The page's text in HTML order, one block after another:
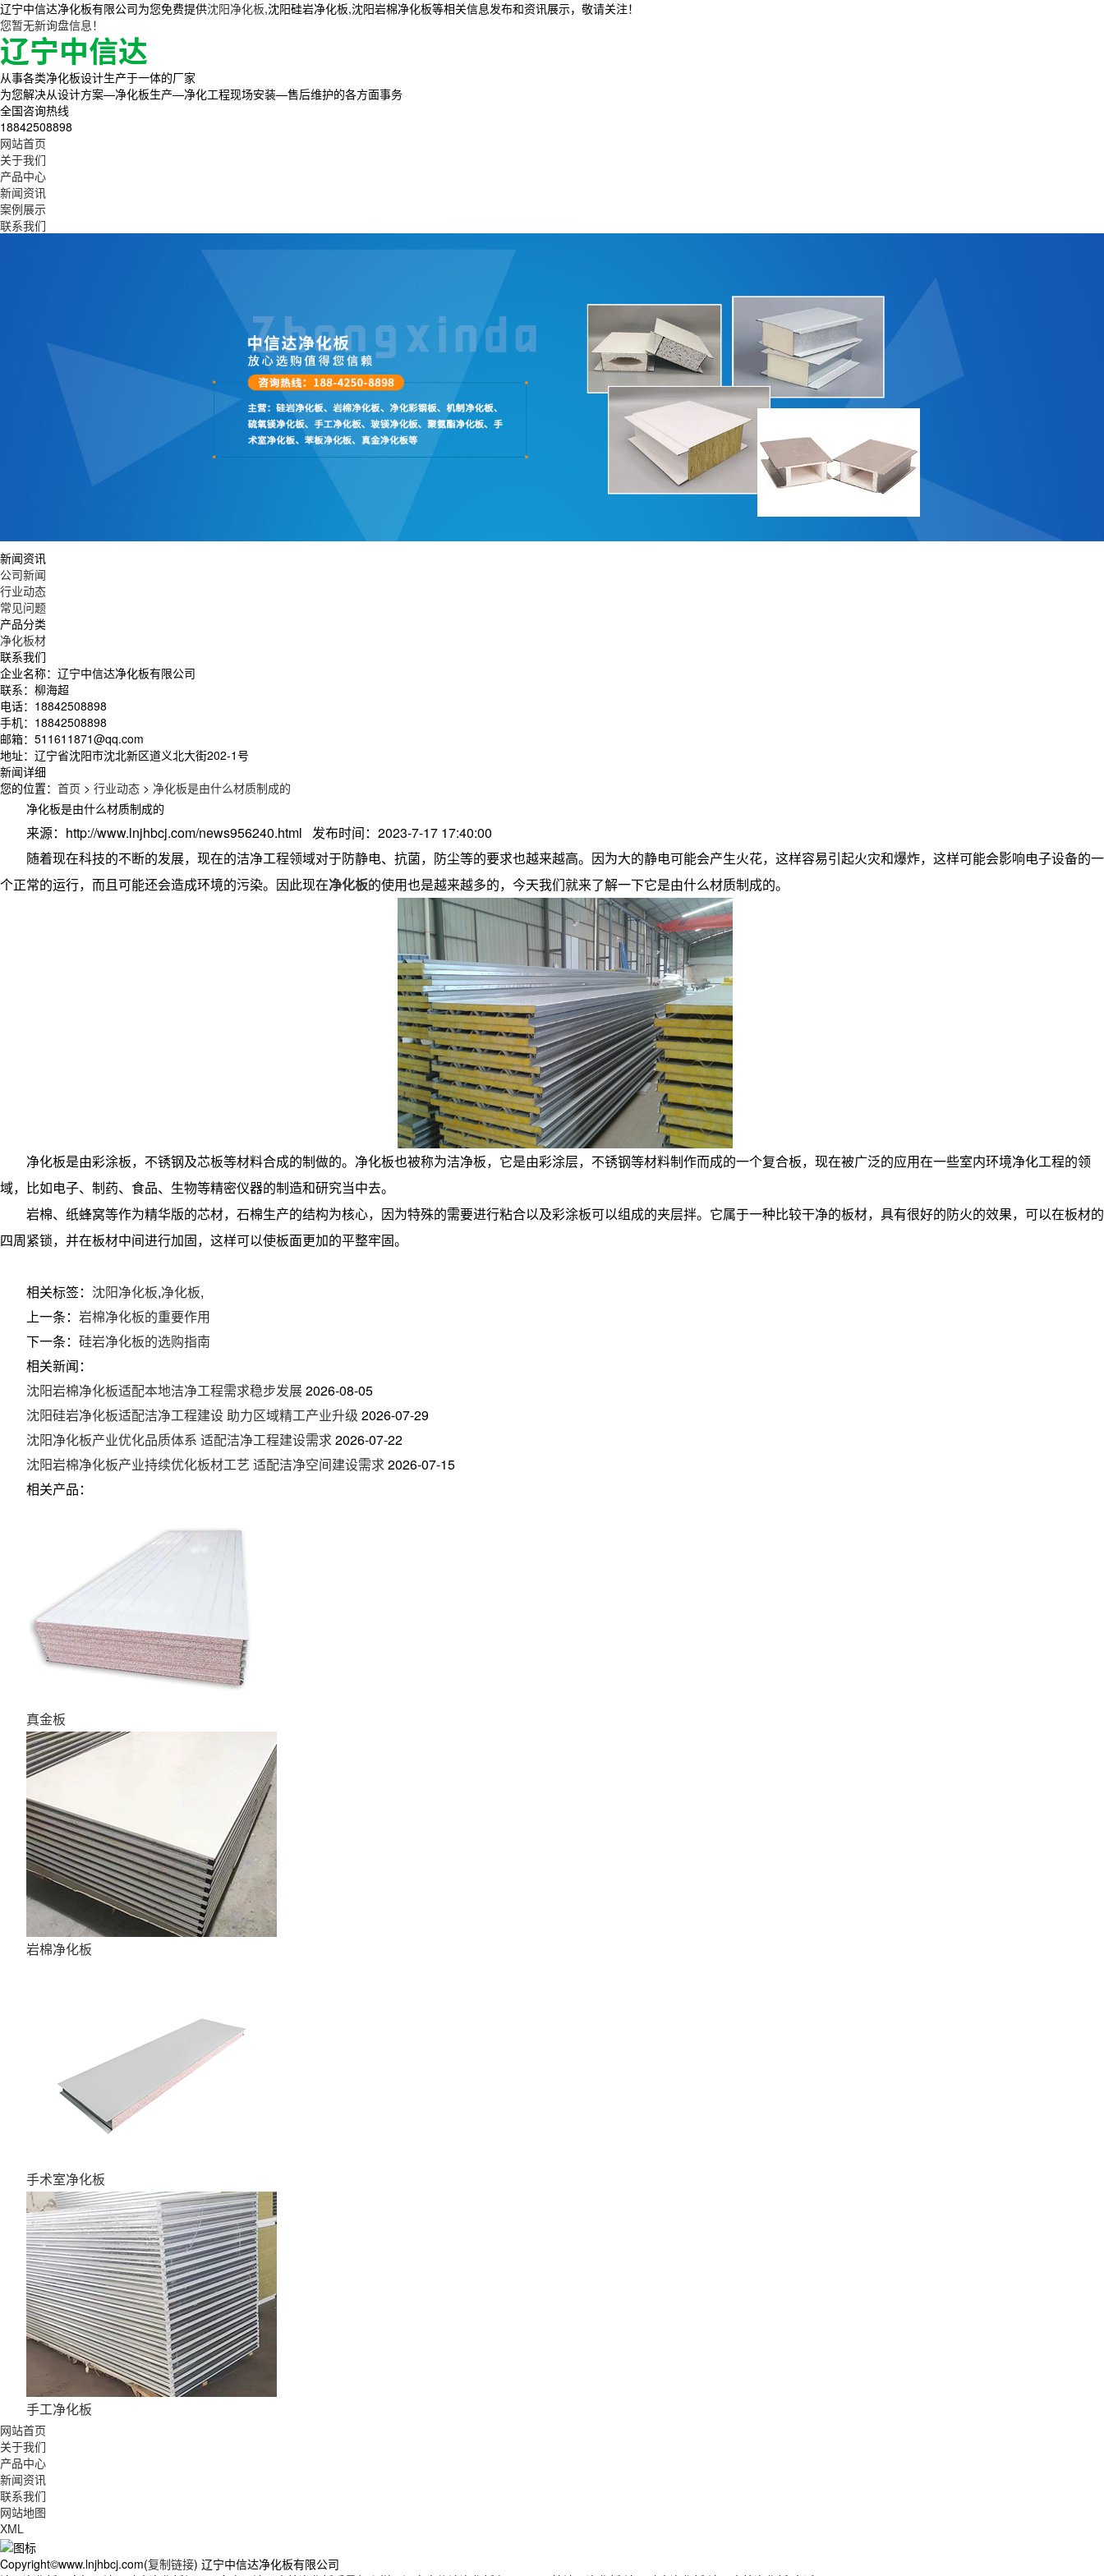
辽宁中信达净化板有限公司为您免费提供沈阳净化板,沈阳硅岩净化板,沈阳岩棉净化板等相关信息发布和资讯展示，敬请关注！
您暂无新询盘信息！
从事各类净化板设计生产于一体的厂家
为您解决从设计方案—净化板生产—净化工程现场安装—售后维护的各方面事务
全国咨询热线
18842508898
网站首页
关于我们
产品中心
新闻资讯
案例展示
联系我们
新闻资讯
公司新闻
行业动态
常见问题
产品分类
净化板材
联系我们
企业名称：辽宁中信达净化板有限公司
联系：柳海超
电话：18842508898
手机：18842508898
邮箱：511611871@qq.com
地址：辽宁省沈阳市沈北新区道义北大街202-1号
新闻详细
您的位置： 首页 > 行业动态 > 净化板是由什么材质制成的
净化板是由什么材质制成的
来源：http://www.lnjhbcj.com/news956240.html 发布时间：2023-7-17 17:40:00
随着现在科技的不断的发展，现在的洁净工程领域对于防静电、抗菌，防尘等的要求也越来越高。因为大的静电可能会产生火花，这样容易引起火灾和爆炸，这样可能会影响电子设备的一
个正常的运行，而且可能还会造成环境的污染。因此现在净化板的使用也是越来越多的，今天我们就来了解一下它是由什么材质制成的。
净化板是由彩涂板，不锈钢及芯板等材料合成的制做的。净化板也被称为洁净板，它是由彩涂层，不锈钢等材料制作而成的一个复合板，现在被广泛的应用在一些室内环境净化工程的领
域，比如电子、制药、食品、生物等精密仪器的制造和研究当中去。
岩棉、纸蜂窝等作为精华版的芯材，石棉生产的结构为核心，因为特殊的需要进行粘合以及彩涂板可以组成的夹层拌。它属于一种比较干净的板材，具有很好的防火的效果，可以在板材的
四周紧锁，并在板材中间进行加固，这样可以使板面更加的平整牢固。
相关标签： 沈阳净化板,净化板,
上一条： 岩棉净化板的重要作用
下一条： 硅岩净化板的选购指南
相关新闻：
沈阳岩棉净化板适配本地洁净工程需求稳步发展2026-08-05
沈阳硅岩净化板适配洁净工程建设 助力区域精工产业升级 2026-07-29
沈阳净化板产业优化品质体系 适配洁净工程建设需求2026-07-22
沈阳岩棉净化板产业持续优化板材工艺 适配洁净空间建设需求2026-07-15
相关产品：
真金板
岩棉净化板
手术室净化板
手工净化板
网站首页
关于我们
产品中心
新闻资讯
联系我们
网站地图
XML
Copyright©www.lnjhbcj.com(复制链接) 辽宁中信达净化板有限公司